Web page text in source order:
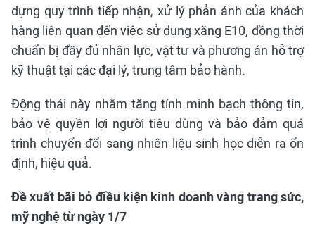
dựng quy trình tiếp nhận, xử lý phản ánh của khách
hàng liên quan đến việc sử dụng xăng E10, đồng thời
chuẩn bị đầy đủ nhân lực, vật tư và phương án hỗ trợ
kỹ thuật tại các đại lý, trung tâm bảo hành.
Động thái này nhằm tăng tính minh bạch thông tin,
bảo vệ quyền lợi người tiêu dùng và bảo đảm quá
trình chuyển đổi sang nhiên liệu sinh học diễn ra ổn
định, hiệu quả.
Đề xuất bãi bỏ điều kiện kinh doanh vàng trang sức,
mỹ nghệ từ ngày 1/7